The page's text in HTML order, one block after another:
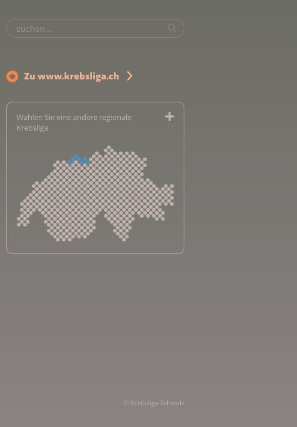
Zu www.krebsliga.ch
Wählen Sie eine andere regionale
Krebsliga
© Krebsliga Schweiz